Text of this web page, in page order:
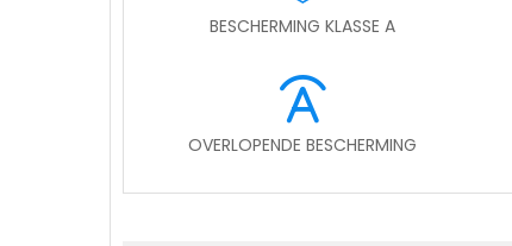
BESCHERMING KLASSE A
OVERLOPENDE BESCHERMING